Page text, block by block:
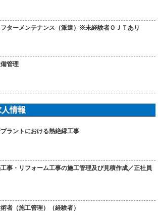
ターメンテナンス（派遣）※未経験者ＯＪＴあり
管理
情報
ラントにおける熱絶縁工事
事・リフォーム工事の施工管理及び見積作成／正社員
者（施工管理）（経験者）